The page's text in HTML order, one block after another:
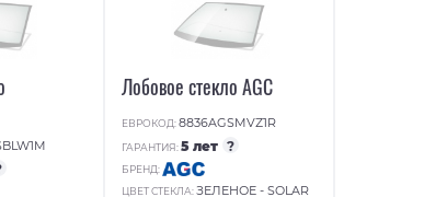
Лобовое стекло AGC
ЕВРОКОД:8836AGSMVZ1R
ГАРАНТИЯ:5 лет ?
БРЕНД:
ЦВЕТ СТЕКЛА:ЗЕЛЕНОЕ - SOLAR